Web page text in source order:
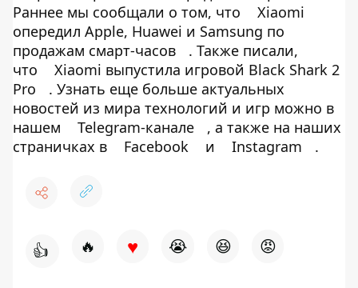
Раннее мы сообщали о том, что
Xiaomi
опередил Apple, Huawei и Samsung по
продажам смарт-часов
. Также писали,
что
Xiaomi выпустила игровой Black Shark 2
Pro
. Узнать еще больше актуальных
новостей из мира технологий и игр можно в
нашем
Telegram-канале
, а также на наших
страничках в
Facebook и Instagram .
👍 🔥 ♥ 😭 😆 😡